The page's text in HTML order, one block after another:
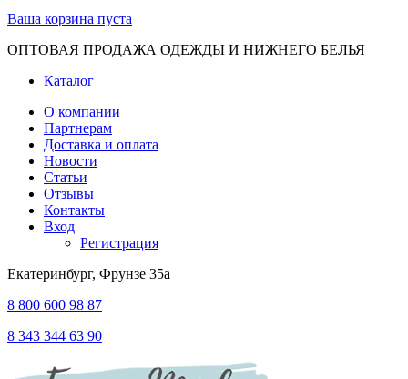
Ваша корзина пуста
ОПТОВАЯ ПРОДАЖА ОДЕЖДЫ И НИЖНЕГО БЕЛЬЯ
Каталог
О компании
Партнерам
Доставка и оплата
Новости
Статьи
Отзывы
Контакты
Вход
Регистрация
Екатеринбург, Фрунзе 35а
8 800 600 98 87
8 343 344 63 90